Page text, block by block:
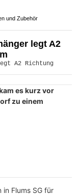
und Zubehör
legt A2
es kurz vor
zu einem